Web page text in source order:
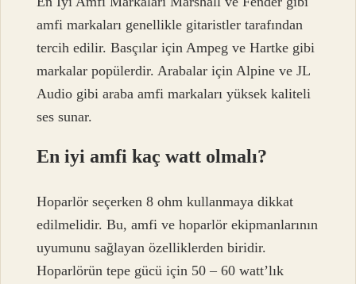
amfi markaları genellikle gitaristler tarafından
tercih edilir. Basçılar için Ampeg ve Hartke gibi
markalar popülerdir. Arabalar için Alpine ve JL
Audio gibi araba amfi markaları yüksek kaliteli
ses sunar.
En iyi amfi kaç watt olmalı?
Hoparlör seçerken 8 ohm kullanmaya dikkat
edilmelidir. Bu, amfi ve hoparlör ekipmanlarının
uyumunu sağlayan özelliklerden biridir.
Hoparlörün tepe gücü için 50 – 60 watt’lık